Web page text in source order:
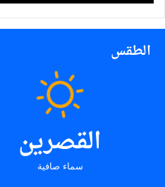
الطقس
القصرين
سماء صافية